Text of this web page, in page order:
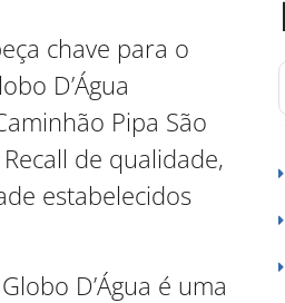
chave para o
D’Água
Pipa São
de qualidade,
estabelecidos
D’Água é uma